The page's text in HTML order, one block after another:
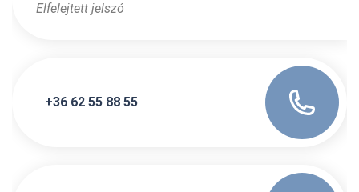
Elfelejtett jelszó
+36 62 55 88 55